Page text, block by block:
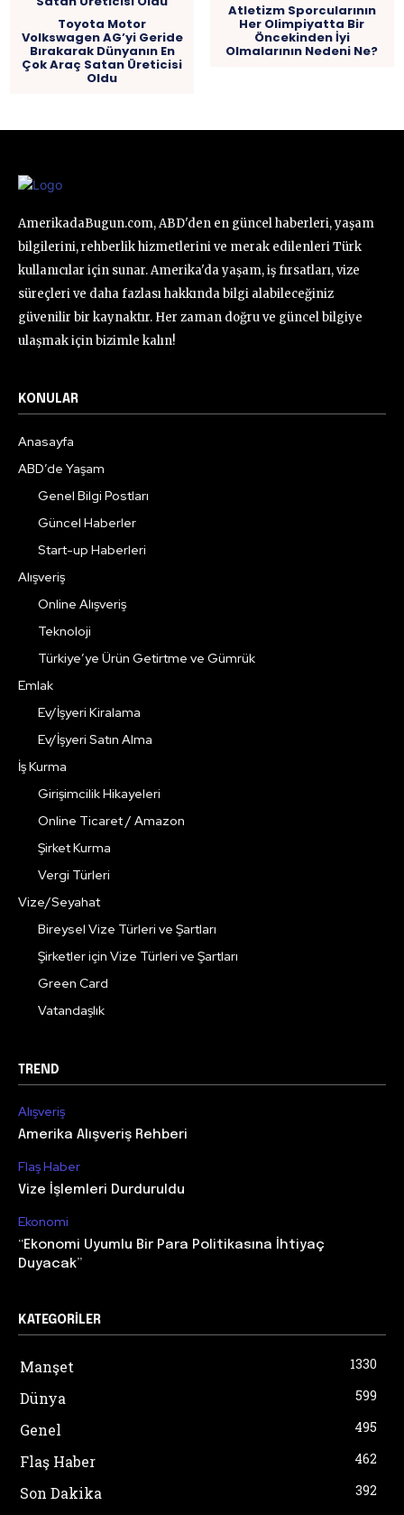
Toyota Motor
Volkswagen AG’yi Geride
Bırakarak Dünyanın En
Çok Araç Satan Üreticisi
Oldu
Atletizm Sporcularının
Her Olimpiyatta Bir
Öncekinden İyi
Olmalarının Nedeni Ne?
AmerikadaBugun.com, ABD'den en güncel haberleri, yaşam
bilgilerini, rehberlik hizmetlerini ve merak edilenleri Türk
kullanıcılar için sunar. Amerika'da yaşam, iş fırsatları, vize
süreçleri ve daha fazlası hakkında bilgi alabileceğiniz
güvenilir bir kaynaktır. Her zaman doğru ve güncel bilgiye
ulaşmak için bizimle kalın!
KONULAR
Anasayfa
ABD’de Yaşam
Genel Bilgi Postları
Güncel Haberler
Start-up Haberleri
Alışveriş
Online Alışveriş
Teknoloji
Türkiye’ye Ürün Getirtme ve Gümrük
Emlak
Ev/İşyeri Kiralama
Ev/İşyeri Satın Alma
İş Kurma
Girişimcilik Hikayeleri
Online Ticaret / Amazon
Şirket Kurma
Vergi Türleri
Vize/Seyahat
Bireysel Vize Türleri ve Şartları
Şirketler için Vize Türleri ve Şartları
Green Card
Vatandaşlık
TREND
Alışveriş
Amerika Alışveriş Rehberi
Flaş Haber
Vize İşlemleri Durduruldu
Ekonomi
“Ekonomi Uyumlu Bir Para Politikasına İhtiyaç
Duyacak”
KATEGORILER
Manşet 1330
Dünya 599
Genel 495
Flaş Haber 462
Son Dakika 392